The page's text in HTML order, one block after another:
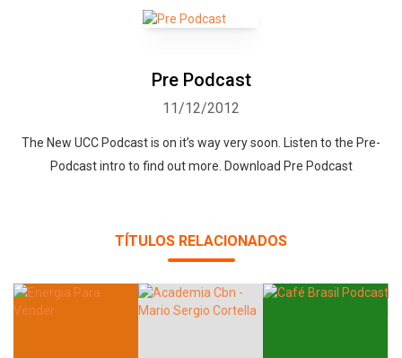
Pre Podcast
11/12/2012
The New UCC Podcast is on it’s way very soon. Listen to the Pre-
Podcast intro to find out more. Download Pre Podcast
TÍTULOS RELACIONADOS